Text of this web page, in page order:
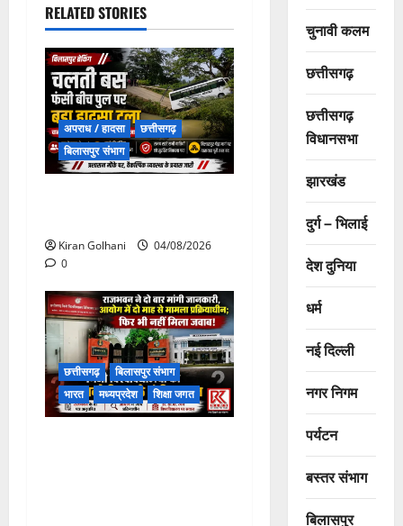
RELATED STORIES
अपराध / हादसा
छत्तीसगढ़
बिलासपुर संभाग
Kiran Golhani
04/08/2026
0
छत्तीसगढ़
बिलासपुर संभाग
भारत
मध्यप्रदेश शिक्षा जगत
चुनावी कलम
छत्तीसगढ़
छत्तीसगढ़
विधानसभा
झारखंड
दुर्ग – भिलाई
देश दुनिया
धर्म
नई दिल्ली
नगर निगम
पर्यटन
बस्तर संभाग
बिलासपुर